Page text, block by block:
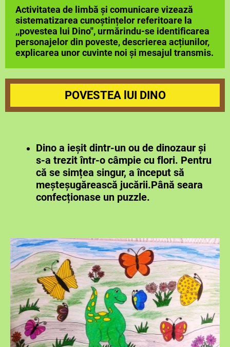
Activitatea de limbă și comunicare vizează
sistematizarea cunoștințelor referitoare la
,,povestea lui Dino'', urmărindu-se identificarea
personajelor din poveste, descrierea acțiunilor,
explicarea unor cuvinte noi și mesajul transmis.
POVESTEA lUI DINO
Dino a ieșit dintr-un ou de dinozaur și
s-a trezit într-o câmpie cu flori. Pentru
că se simțea singur, a început să
meșteșugărească jucării.Până seara
confecționase un puzzle.